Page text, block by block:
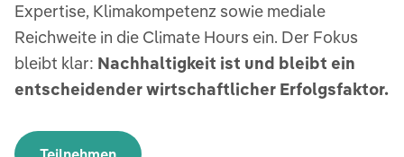
Expertise, Klimakompetenz sowie mediale
Reichweite in die Climate Hours ein. Der Fokus
bleibt klar: Nachhaltigkeit ist und bleibt ein
entscheidender wirtschaftlicher Erfolgsfaktor.